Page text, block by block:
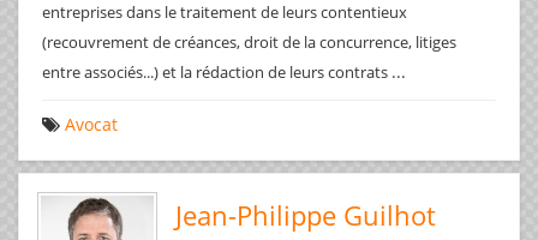
entreprises dans le traitement de leurs contentieux
(recouvrement de créances, droit de la concurrence, litiges
entre associés...) et la rédaction de leurs contrats ...
Avocat
Jean-Philippe Guilhot